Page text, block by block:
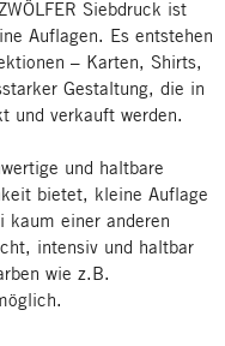
Siebdruck ist
Auflagen. Es entstehen
– Karten, Shirts,
Gestaltung, die in
und verkauft werden.
und haltbare
bietet, kleine Auflage
kaum einer anderen
intensiv und haltbar
wie z.B.